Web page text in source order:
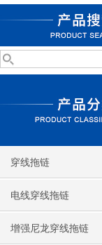
穿线拖链
电线穿线拖链
增强尼龙穿线拖链